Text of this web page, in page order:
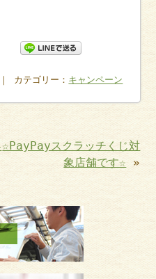
カテゴリー： キャンペーン
☆PayPayスクラッチくじ対
象店舗です☆»